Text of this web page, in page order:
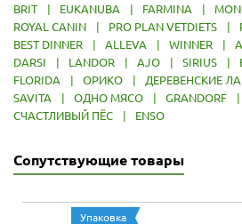
BRIT | EUKANUBA | FARMINA |
ROYAL CANIN
| PRO PLAN VETDIETS |
BEST DINNER
| ALLEVA | WINNER |
DARSI
| LANDOR | AJO | SIRIUS |
FLORIDA
| ОРИКО | ДЕРЕВЕНСКИЕ
SAVITA
| ОДНО МЯСО | GRANDORF |
СЧАСТЛИВЫЙ ПЁС
| ENSO
Сопутствующие товары
Упаковка